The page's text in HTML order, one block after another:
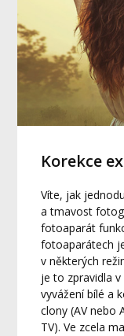
Korekce
Víte, jak
a tmavost
fotoaparát
fotoaparátech
v některých
je to zpravidla
vyvážení bílé a
clony (AV nebo
TV). Ve zcela